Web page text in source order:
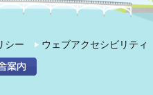
シー ウェブアクセシビリティ